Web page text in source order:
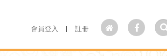
會員登入 | 註冊